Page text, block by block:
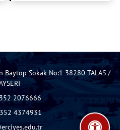
Baytop Sokak No:1 38280 TALAS /
2076666
4374931